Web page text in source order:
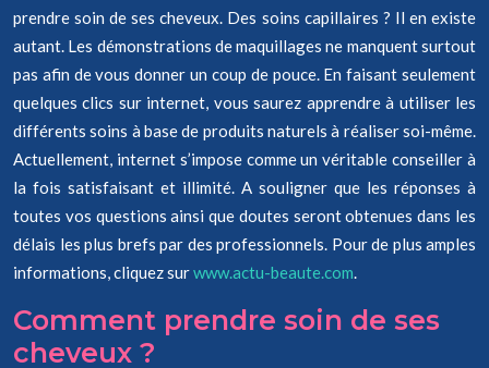
prendre soin de ses cheveux. Des soins capillaires ? Il en existe
autant. Les démonstrations de maquillages ne manquent surtout
pas afin de vous donner un coup de pouce. En faisant seulement
quelques clics sur internet, vous saurez apprendre à utiliser les
différents soins à base de produits naturels à réaliser soi-même.
Actuellement, internet s’impose comme un véritable conseiller à
la fois satisfaisant et illimité. A souligner que les réponses à
toutes vos questions ainsi que doutes seront obtenues dans les
délais les plus brefs par des professionnels. Pour de plus amples
informations, cliquez surwww.actu-beaute.com.
Comment prendre soin de ses
cheveux ?